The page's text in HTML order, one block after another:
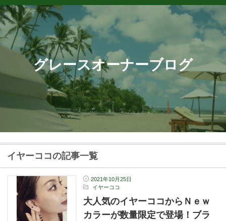
グレースオーナーブログ
イヤーココの記事一覧
2021年10月25日
イヤーココ
大人気のイヤーココからＮｅｗ
カラーが数量限定で登場！ブラ